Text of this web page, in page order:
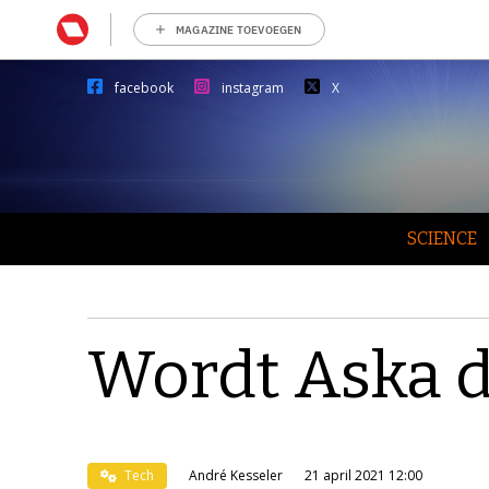
MAGAZINE TOEVOEGEN
facebook instagram X
SCIENCE
Wordt Aska
Tech André Kesseler 21 april 2021 12:00